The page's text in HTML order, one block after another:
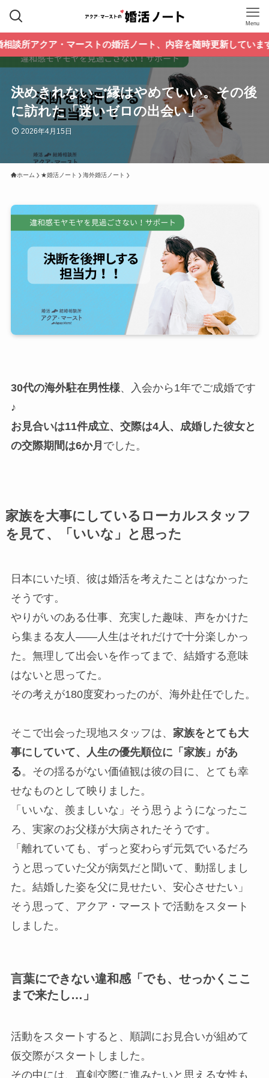
Menu
ーストの婚活ノート、内容を随時更新しています。過去のブ
決めきれないご縁はやめていい。その後
に訪れた「迷いゼロの出会い」
2026年4月15日
ホーム ★婚活ノート 海外婚活ノート
30代の海外駐在男性様、入会から1年でご成婚です
♪
お見合いは11件成立、交際は4人、成婚した彼女と
の交際期間は6か月 でした。
家族を大事にしているローカルスタッフ
を見て、「いいな」と思った
日本にいた頃、彼は婚活を考えたことはなかった
そうです。
やりがいのある仕事、充実した趣味、声をかけた
ら集まる友人――人生はそれだけで十分楽しかっ
た。無理して出会いを作ってまで、結婚する意味
はないと思ってた。
その考えが180度変わったのが、海外赴任でした。
そこで出会った現地スタッフは、 家族をとても大
事にしていて、人生の優先順位に「家族」があ
る。その揺るがない価値観は彼の目に、とても幸
せなものとして映りました。
「いいな、羨ましいな」そう思うようになったこ
ろ、実家のお父様が大病されたそうです。
「離れていても、ずっと変わらず元気でいるだろ
うと思っていた父が病気だと聞いて、動揺しまし
た。結婚した姿を父に見せたい、安心させたい」
そう思って、アクア・マーストで活動をスタート
しました。
言葉にできない違和感「でも、せっかくここ
まで来たし…」
活動をスタートすると、順調にお見合いが組めて
仮交際がスタートしました。
その中には、真剣交際に進みたいと思える女性も